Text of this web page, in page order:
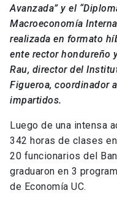
Avanzada” y el
Macroeconomía
realizada en formato
ente rector hondureño
Rau, director del
Figueroa, coordinador
impartidos.
Luego de una intensa
342 horas de clases
20 funcionarios del
graduaron en 3
de Economía UC.